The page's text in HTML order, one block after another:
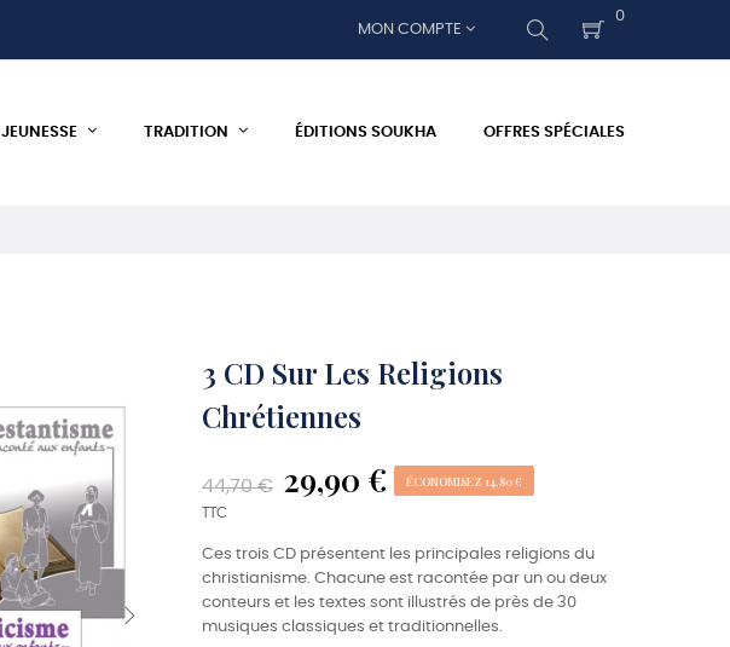
MON COMPTE
0
JEUNESSE TRADITION ÉDITIONS SOUKHA OFFRES SPÉCIALES
3 CD Sur Les Religions
Chrétiennes
44,70 € 29,90 € ÉCONOMISEZ 14,80 €
TTC
Ces trois CD présentent les principales religions du
christianisme. Chacune est racontée par un ou deux
conteurs et les textes sont illustrés de près de 30
musiques classiques et traditionnelles.